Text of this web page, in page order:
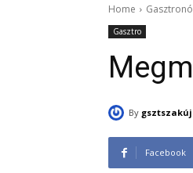
Home
Gasztro
By
Facebook